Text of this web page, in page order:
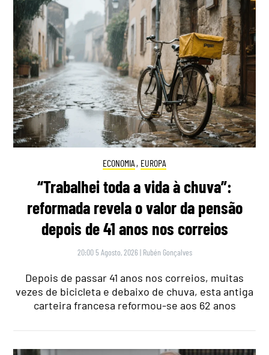
ECONOMIA , EUROPA
“Trabalhei toda a vida à chuva”:
reformada revela o valor da pensão
depois de 41 anos nos correios
20:00 5 Agosto, 2026 | Rubén Gonçalves
Depois de passar 41 anos nos correios, muitas
vezes de bicicleta e debaixo de chuva, esta antiga
carteira francesa reformou-se aos 62 anos